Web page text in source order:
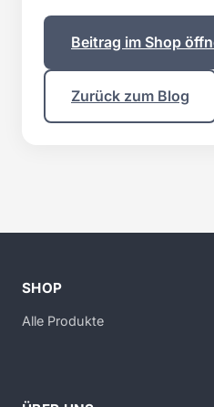
Beitrag im Shop
Zurück zum Blog
SHOP
Alle Produkte